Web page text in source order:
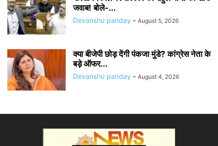
जवाब! बोले-...
Devanshu panday - August 5, 2026
क्या बीजेपी छोड़ देंगी पंकजा मुंडे? कांग्रेस नेता के
बड़े ऑफर...
Devanshu panday - August 4, 2026